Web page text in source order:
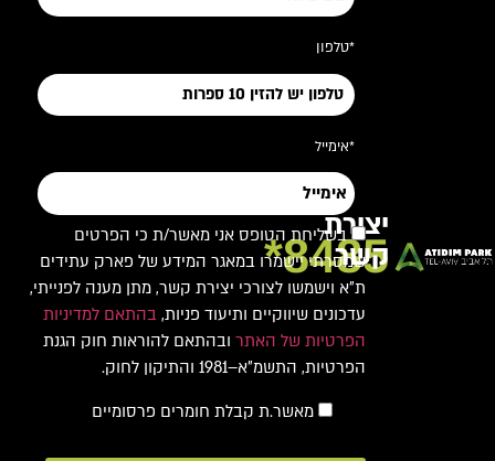
8485*
יצירת
קשר
*טלפון
*אימייל
בשליחת הטופס אני מאשר/ת כי הפרטים
שמסרתי יישמרו במאגר המידע של פארק עתידים
ת"א וישמשו לצורכי יצירת קשר, מתן מענה לפנייתי,
עדכונים שיווקיים ותיעוד פניות, בהתאם למדיניות
הפרטיות של האתרובהתאם להוראות חוק הגנת
הפרטיות, התשמ"א–1981 והתיקון לחוק.
מאשר.ת קבלת חומרים פרסומיים